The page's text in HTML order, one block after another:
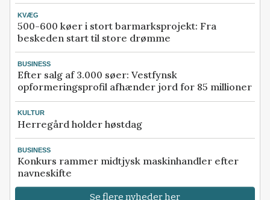
KVÆG
500-600 køer i stort barmarksprojekt: Fra
beskeden start til store drømme
BUSINESS
Efter salg af 3.000 søer: Vestfynsk
opformeringsprofil afhænder jord for 85 millioner
KULTUR
Herregård holder høstdag
BUSINESS
Konkurs rammer midtjysk maskinhandler efter
navneskifte
Se flere nyheder her